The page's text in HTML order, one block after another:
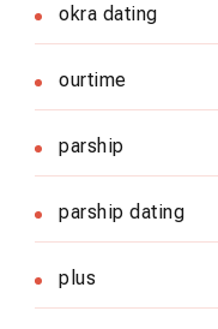
okra dating
ourtime
parship
parship dating
plus